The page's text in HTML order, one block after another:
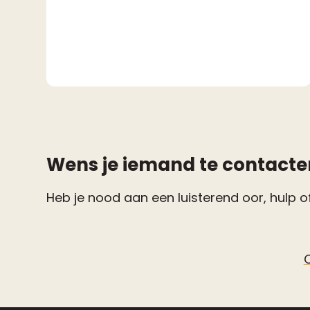
Wens je iemand te
Heb je nood aan een luisterend oor, hulp